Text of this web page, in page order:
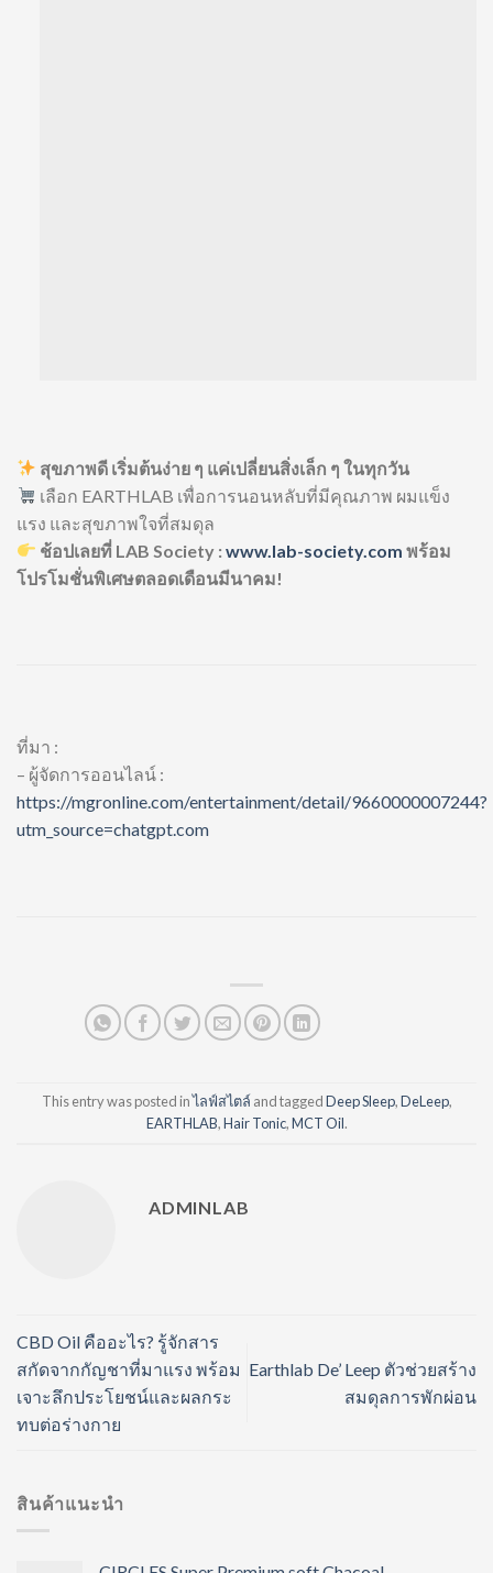
สุขภาพดี เริ่มต้นง่าย ๆ แค่เปลี่ยนสิ่งเล็ก ๆ ในทุกวัน
เลือก EARTHLAB เพื่อการนอนหลับที่มีคุณภาพ ผมแข็ง
แรง และสุขภาพใจที่สมดุล
ช้อปเลยที่ LAB Society :www.lab-society.com พร้อม
โปรโมชั่นพิเศษตลอดเดือนมีนาคม!
ที่มา :
– ผู้จัดการออนไลน์ :
https://mgronline.com/entertainment/detail/9660000007244?
utm_source=chatgpt.com
This entry was posted inไลฟ์สไตล์ and taggedDeep Sleep,DeLeep,
EARTHLAB,Hair Tonic,MCT Oil.
ADMINLAB
CBD Oil คืออะไร? รู้จักสาร
สกัดจากกัญชาที่มาแรง พร้อม
เจาะลึกประโยชน์และผลกระ
ทบต่อร่างกาย
Earthlab De’ Leep ตัวช่วยสร้าง
สมดุลการพักผ่อน
สินค้าแนะนำ